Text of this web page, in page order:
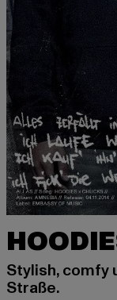
Stylish, comfy
Straße.